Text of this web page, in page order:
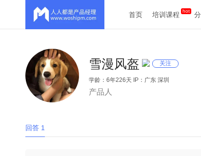
首页 培训课程
雪漫风盔 关注
学龄：6年226天 IP：广东 深圳
产品人
回答 1